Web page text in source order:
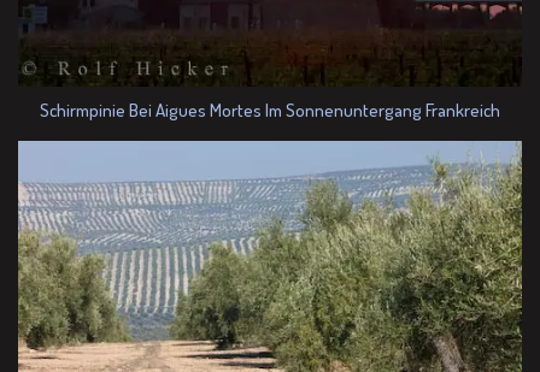
Schirmpinie Bei Aigues Mortes Im Sonnenuntergang Frankreich